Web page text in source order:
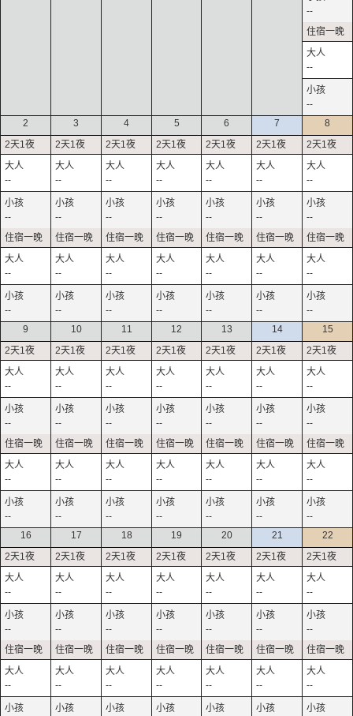
--
--
--
2
--
--
--
--
3
--
--
--
--
4
--
--
--
--
5
--
--
--
--
6
--
--
--
--
7
--
--
--
--
8
--
--
--
--
9
--
--
--
--
10
--
--
--
--
11
--
--
--
--
12
--
--
--
--
13
--
--
--
--
14
--
--
--
--
15
--
--
--
--
16
--
--
--
17
--
--
--
18
--
--
--
19
--
--
--
20
--
--
--
21
--
--
--
22
--
--
--